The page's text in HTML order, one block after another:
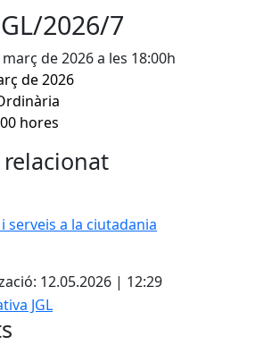
2026/7
de 2026 a les 18:00h
de 2026
hores
serveis a la ciutadania
12.05.2026 | 12:29
JGL